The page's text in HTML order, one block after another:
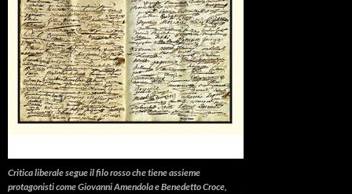
Critica liberalesegue il filo rosso che tiene assieme
protagonisti come Giovanni Amendola e Benedetto Croce,